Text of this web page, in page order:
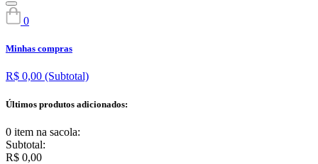
0
Minhas compras
R$ 0,00 (Subtotal)
Últimos produtos adicionados:
0 item na sacola:
Subtotal:
R$ 0,00